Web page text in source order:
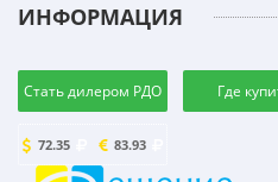
ИНФОРМАЦИЯ
Стать дилером РДО Где
72.35 83.93